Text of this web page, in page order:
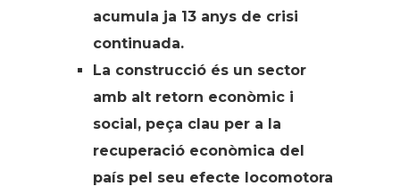
acumula ja 13 anys de crisi
continuada.
La construcció és un sector
amb alt retorn econòmic i
social, peça clau per a la
recuperació econòmica del
país pel seu efecte locomotora